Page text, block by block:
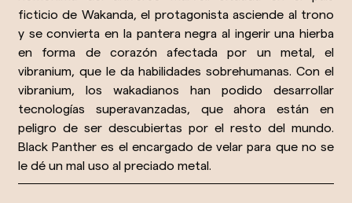
ficticio de Wakanda, el protagonista asciende al trono
y se convierta en la pantera negra al ingerir una hierba
en forma de corazón afectada por un metal, el
vibranium, que le da habilidades sobrehumanas. Con el
vibranium, los wakadianos han podido desarrollar
tecnologías superavanzadas, que ahora están en
peligro de ser descubiertas por el resto del mundo.
Black Panther es el encargado de velar para que no se
le dé un mal uso al preciado metal.